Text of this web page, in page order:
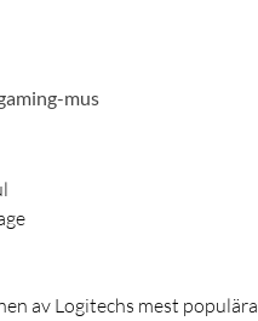
mus
av Logitechs mest populära